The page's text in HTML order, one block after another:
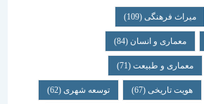
میراث فرهنگی(109)
معماری و انسان(84)
معماری و طبیعت(71)
هویت تاریخی(67) توسعه شهری(62)